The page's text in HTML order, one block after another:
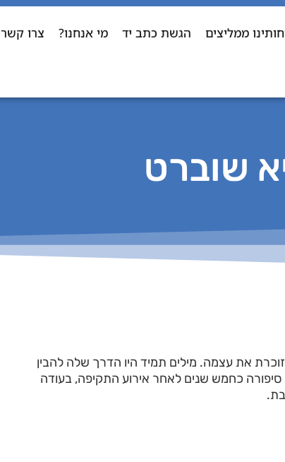
ממליצים הגשת כתב יד מי אנחנו? צרו קשר
שוברט
את עצמה. מילים תמיד היו הדרך שלה להבין
כחמש שנים לאחר אירוע התקיפה, בעודה